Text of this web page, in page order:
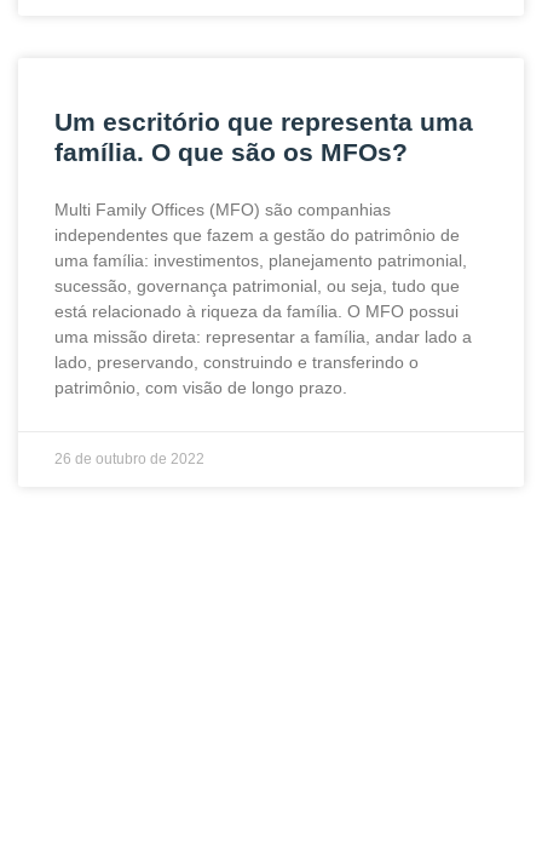
Um escritório que representa uma
família. O que são os MFOs?
Multi Family Offices (MFO) são companhias
independentes que fazem a gestão do patrimônio de
uma família: investimentos, planejamento patrimonial,
sucessão, governança patrimonial, ou seja, tudo que
está relacionado à riqueza da família. O MFO possui
uma missão direta: representar a família, andar lado a
lado, preservando, construindo e transferindo o
patrimônio, com visão de longo prazo.
26 de outubro de 2022